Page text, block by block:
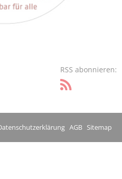
RSS abonnieren:
AGB Sitemap